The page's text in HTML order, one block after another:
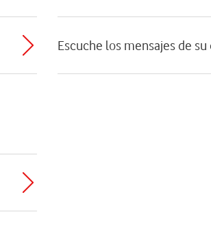
Escuche los mensajes de